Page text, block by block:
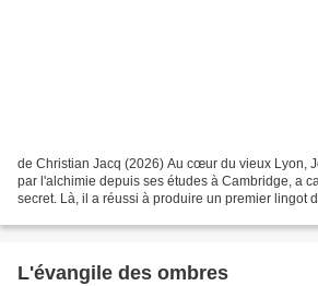
de Christian Jacq (2026) Au cœur du vieux Lyon,
par l'alchimie depuis ses études à Cambridge, a
secret. Là, il a réussi à produire un premier lingot
L'évangile des ombres